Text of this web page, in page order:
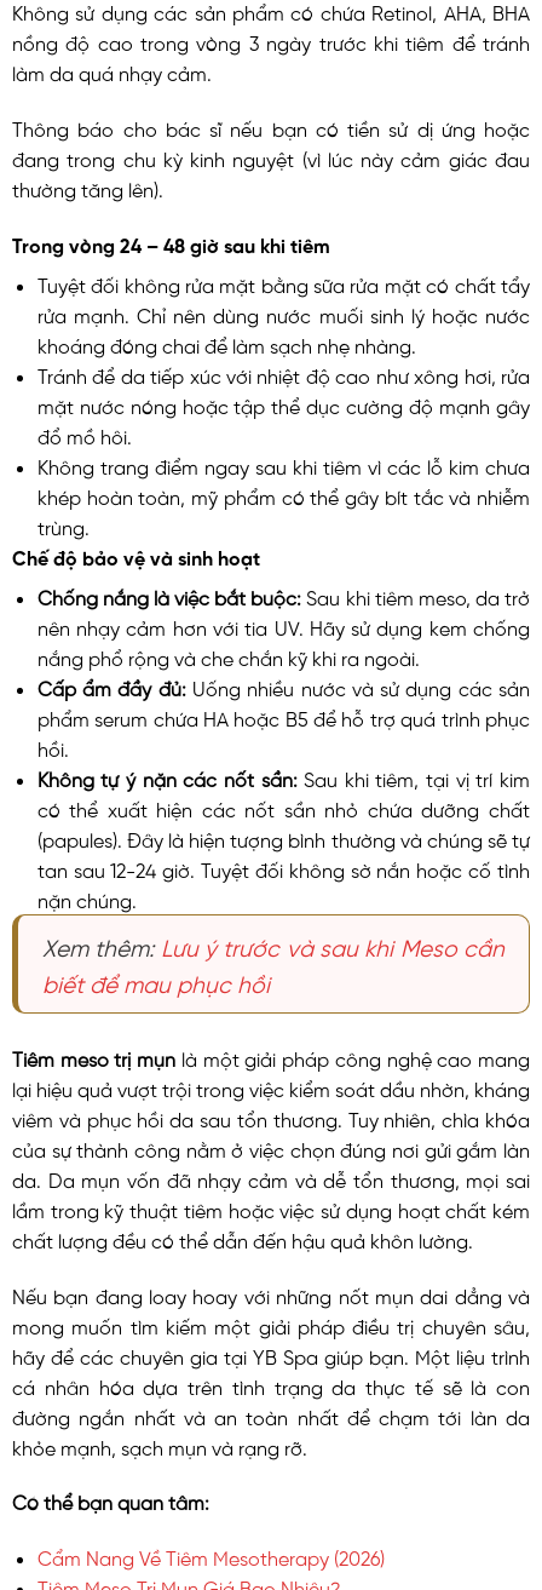
Không sử dụng các sản phẩm có chứa Retinol, AHA, BHA
nồng độ cao trong vòng 3 ngày trước khi tiêm để tránh
làm da quá nhạy cảm.
Thông báo cho bác sĩ nếu bạn có tiền sử dị ứng hoặc
đang trong chu kỳ kinh nguyệt (vì lúc này cảm giác đau
thường tăng lên).
Trong vòng 24 – 48 giờ sau khi tiêm
Tuyệt đối không rửa mặt bằng sữa rửa mặt có chất tẩy
rửa mạnh. Chỉ nên dùng nước muối sinh lý hoặc nước
khoáng đóng chai để làm sạch nhẹ nhàng.
Tránh để da tiếp xúc với nhiệt độ cao như xông hơi, rửa
mặt nước nóng hoặc tập thể dục cường độ mạnh gây
đổ mồ hôi.
Không trang điểm ngay sau khi tiêm vì các lỗ kim chưa
khép hoàn toàn, mỹ phẩm có thể gây bít tắc và nhiễm
trùng.
Chế độ bảo vệ và sinh hoạt
Chống nắng là việc bắt buộc: Sau khi tiêm meso, da trở
nên nhạy cảm hơn với tia UV. Hãy sử dụng kem chống
nắng phổ rộng và che chắn kỹ khi ra ngoài.
Cấp ẩm đầy đủ: Uống nhiều nước và sử dụng các sản
phẩm serum chứa HA hoặc B5 để hỗ trợ quá trình phục
hồi.
Không tự ý nặn các nốt sần: Sau khi tiêm, tại vị trí kim
có thể xuất hiện các nốt sần nhỏ chứa dưỡng chất
(papules). Đây là hiện tượng bình thường và chúng sẽ tự
tan sau 12-24 giờ. Tuyệt đối không sờ nắn hoặc cố tình
nặn chúng.
Xem thêm: Lưu ý trước và sau khi Meso cần
biết để mau phục hồi
Tiêm meso trị mụn là một giải pháp công nghệ cao mang
lại hiệu quả vượt trội trong việc kiểm soát dầu nhờn, kháng
viêm và phục hồi da sau tổn thương. Tuy nhiên, chìa khóa
của sự thành công nằm ở việc chọn đúng nơi gửi gắm làn
da. Da mụn vốn đã nhạy cảm và dễ tổn thương, mọi sai
lầm trong kỹ thuật tiêm hoặc việc sử dụng hoạt chất kém
chất lượng đều có thể dẫn đến hậu quả khôn lường.
Nếu bạn đang loay hoay với những nốt mụn dai dẳng và
mong muốn tìm kiếm một giải pháp điều trị chuyên sâu,
hãy để các chuyên gia tại YB Spa giúp bạn. Một liệu trình
cá nhân hóa dựa trên tình trạng da thực tế sẽ là con
đường ngắn nhất và an toàn nhất để chạm tới làn da
khỏe mạnh, sạch mụn và rạng rỡ.
Có thể bạn quan tâm:
Cẩm Nang Về Tiêm Mesotherapy (2026)